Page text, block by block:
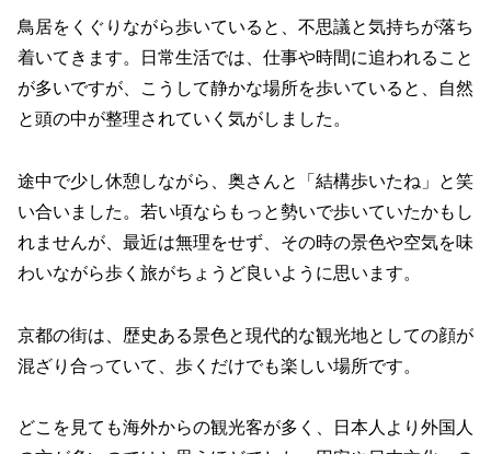
鳥居をくぐりながら歩いていると、不思議と気持ちが落ち
着いてきます。日常生活では、仕事や時間に追われること
が多いですが、こうして静かな場所を歩いていると、自然
と頭の中が整理されていく気がしました。
途中で少し休憩しながら、奥さんと「結構歩いたね」と笑
い合いました。若い頃ならもっと勢いで歩いていたかもし
れませんが、最近は無理をせず、その時の景色や空気を味
わいながら歩く旅がちょうど良いように思います。
京都の街は、歴史ある景色と現代的な観光地としての顔が
混ざり合っていて、歩くだけでも楽しい場所です。
どこを見ても海外からの観光客が多く、日本人より外国人